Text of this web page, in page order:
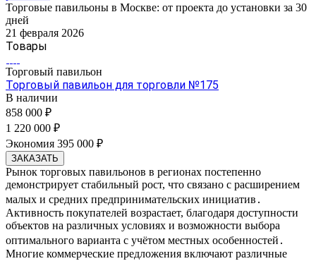
Торговые павильоны в Москве: от проекта до установки за 30
дней
21 февраля 2026
Товары
Торговый павильон
Торговый павильон для торговли №175
В наличии
858 000 ₽
1 220 000 ₽
Экономия 395 000 ₽
ЗАКАЗАТЬ
Рынок торговых павильонов в регионах постепенно
демонстрирует стабильный рост, что связано с расширением
малых и средних предпринимательских инициатив․
Активность покупателей возрастает, благодаря доступности
объектов на различных условиях и возможности выбора
оптимального варианта с учётом местных особенностей․
Многие коммерческие предложения включают различные